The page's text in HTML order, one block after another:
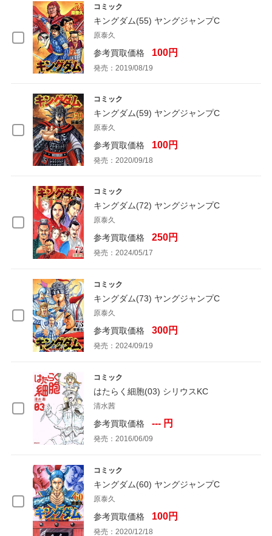
コミック
キングダム(55) ヤングジャンプC
原泰久
参考買取価格 100円
発売：2019/08/19
コミック
キングダム(59) ヤングジャンプC
原泰久
参考買取価格 100円
発売：2020/09/18
コミック
キングダム(72) ヤングジャンプC
原泰久
参考買取価格 250円
発売：2024/05/17
コミック
キングダム(73) ヤングジャンプC
原泰久
参考買取価格 300円
発売：2024/09/19
コミック
はたらく細胞(03) シリウスKC
清水茜
参考買取価格 --- 円
発売：2016/06/09
コミック
キングダム(60) ヤングジャンプC
原泰久
参考買取価格 100円
発売：2020/12/18